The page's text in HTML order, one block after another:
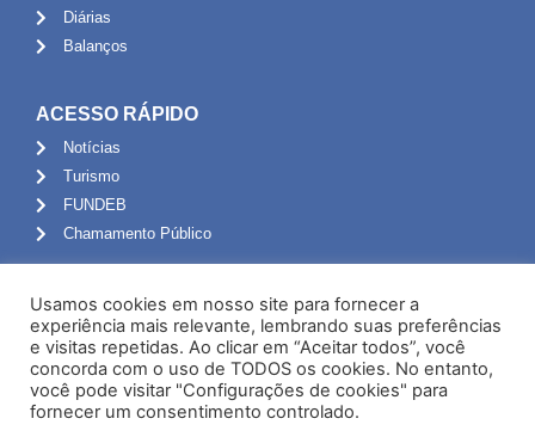
Diárias
Balanços
ACESSO RÁPIDO
Notícias
Turismo
FUNDEB
Chamamento Público
Portal do Servidor
Webmail
Administração
Usamos cookies em nosso site para fornecer a
experiência mais relevante, lembrando suas preferências
e visitas repetidas. Ao clicar em “Aceitar todos”, você
concorda com o uso de TODOS os cookies. No entanto,
você pode visitar "Configurações de cookies" para
fornecer um consentimento controlado.